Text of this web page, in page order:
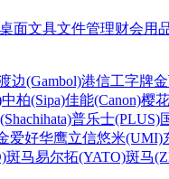
桌面文具文件管理财会用
边(Gambol)港信工字牌
中柏(Sipa)佳能(Canon)樱
普乐士(PLUS)
爱好华鹰立信悠米(UMI)
斑马易尔拓(YATO)斑马